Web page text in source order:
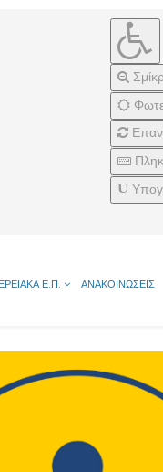
Ε.Π. ΑΝΑΚΟΙΝΩΣΕΙΣ